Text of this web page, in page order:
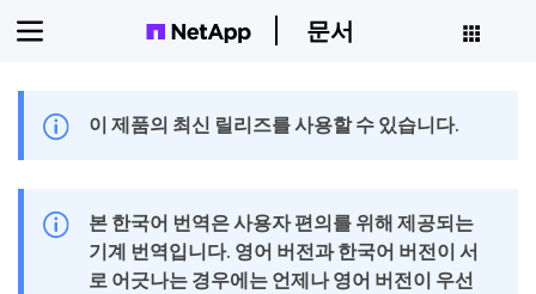
문서
이 제품의 최신 릴리즈를 사용할 수 있습니다.
본 한국어 번역은 사용자 편의를 위해 제공되는
기계 번역입니다. 영어 버전과 한국어 버전이 서
로 어긋나는 경우에는 언제나 영어 버전이 우선